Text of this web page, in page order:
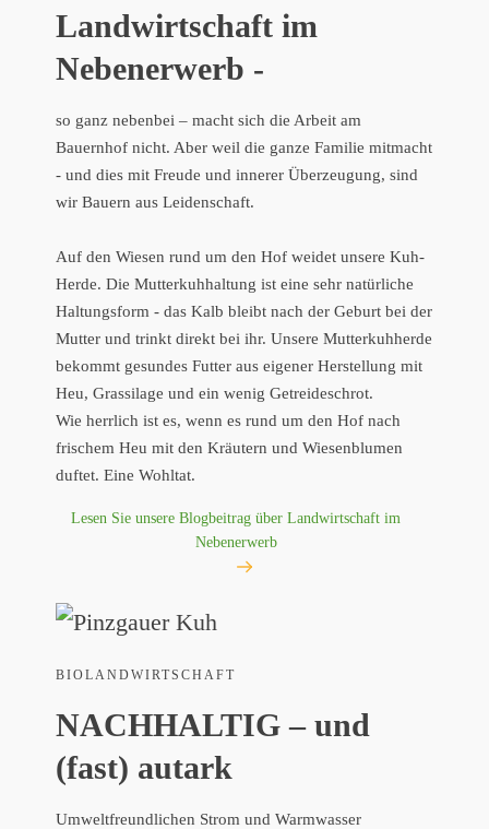
Landwirtschaft im
Nebenerwerb -
so ganz nebenbei – macht sich die Arbeit am
Bauernhof nicht. Aber weil die ganze Familie mitmacht
- und dies mit Freude und innerer Überzeugung, sind
wir Bauern aus Leidenschaft.
Auf den Wiesen rund um den Hof weidet unsere Kuh-
Herde. Die Mutterkuhhaltung ist eine sehr natürliche
Haltungsform - das Kalb bleibt nach der Geburt bei der
Mutter und trinkt direkt bei ihr. Unsere Mutterkuhherde
bekommt gesundes Futter aus eigener Herstellung mit
Heu, Grassilage und ein wenig Getreideschrot.
Wie herrlich ist es, wenn es rund um den Hof nach
frischem Heu mit den Kräutern und Wiesenblumen
duftet. Eine Wohltat.
Lesen Sie unsere Blogbeitrag über Landwirtschaft im
Nebenerwerb
BIOLANDWIRTSCHAFT
NACHHALTIG – und
(fast) autark
Umweltfreundlichen Strom und Warmwasser